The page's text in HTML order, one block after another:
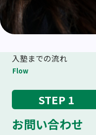
入塾までの流れ
Flow
STEP 1
お問い合わせ